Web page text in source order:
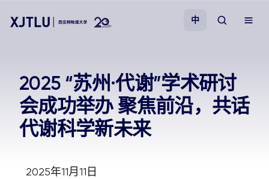
招生
科研
学院
中
2025 “苏州·代谢”学术研讨
会成功举办 聚焦前沿，共话
代谢科学新未来
2025年11月11日